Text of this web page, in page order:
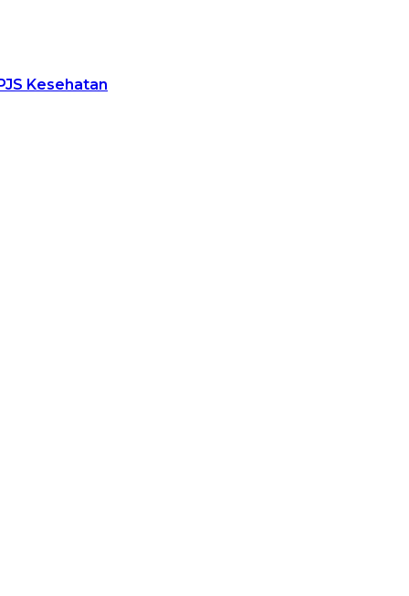
Kesehatan